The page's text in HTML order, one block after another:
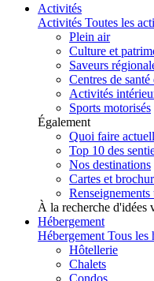
Activités
Activités Toutes les
Plein air
Culture et
Saveurs
Centres de santé
Activités
Sports motorisés
Également
Quoi faire
Top 10 des
Nos destinations
Cartes et
Renseignements
À la recherche d'idées
Hébergement
Hébergement Tous les
Hôtellerie
Chalets
Condos